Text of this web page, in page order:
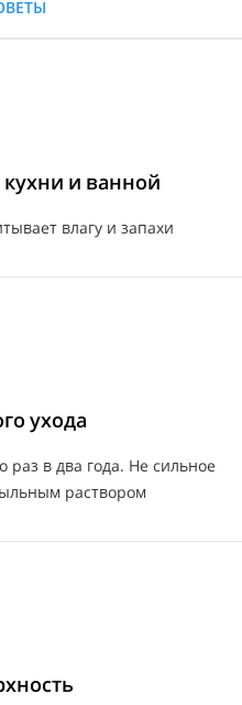
и ванной
влагу и запахи
ухода
раз в два года. Не сильное
раствором